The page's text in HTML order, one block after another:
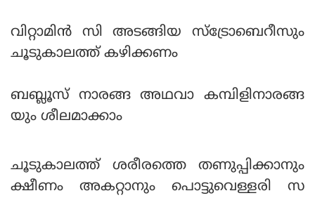
വിറ്റാമിന്‍ സി അടങ്ങിയ സ്‌ട്രോബെറീസും
ചൂടുകാലത്ത് കഴിക്കണം
ബബ്ലൂസ് നാരങ്ങ അഥവാ കമ്പിളിനാരങ്ങ
യും ശീലമാക്കാം
ചൂടുകാലത്ത് ശരീരത്തെ തണുപ്പിക്കാനും
ക്ഷീണം അകറ്റാനും പൊട്ടുവെള്ളരി സ